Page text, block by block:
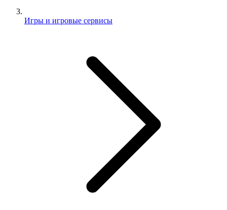
Игры и игровые сервисы